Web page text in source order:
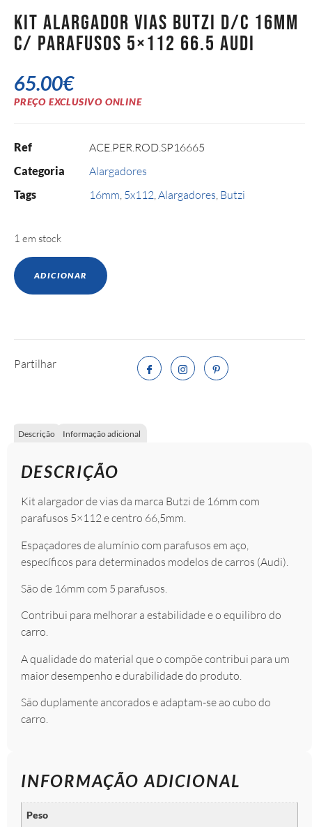
Kit Alargador Vias Butzi D/C 16mm
c/ Parafusos 5×112 66.5 Audi
65.00€
PREÇO EXCLUSIVO ONLINE
Ref ACE.PER.ROD.SP16665
Categoria Alargadores
Tags 16mm, 5x112,Alargadores, Butzi
1 em stock
ADICIONAR
Partilhar
Descrição Informação adicional
DESCRIÇÃO
Kit alargador de vias da marca Butzi de 16mm com
parafusos 5×112 e centro 66,5mm.
Espaçadores de alumínio com parafusos em aço,
específicos para determinados modelos de carros (Audi).
São de 16mm com 5 parafusos.
Contribui para melhorar a estabilidade e o equilibro do
carro.
A qualidade do material que o compõe contribui para um
maior desempenho e durabilidade do produto.
São duplamente ancorados e adaptam-se ao cubo do
carro.
INFORMAÇÃO ADICIONAL
Peso